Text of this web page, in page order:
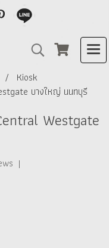
Kiosk
บางใหญ่ นนทบุรี
Westgate
|